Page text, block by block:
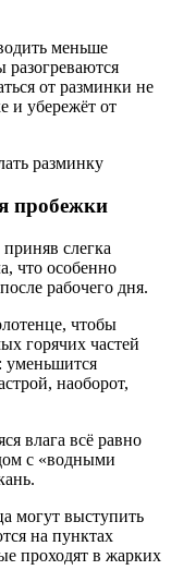
меньше
от разминки не
и убережёт от
разминку
пробежки
слегка
что особенно
рабочего дня.
чтобы
горячих частей
уменьшится
наоборот,
влага всё равно
с «водными
могут выступить
на пунктах
проходят в жарких